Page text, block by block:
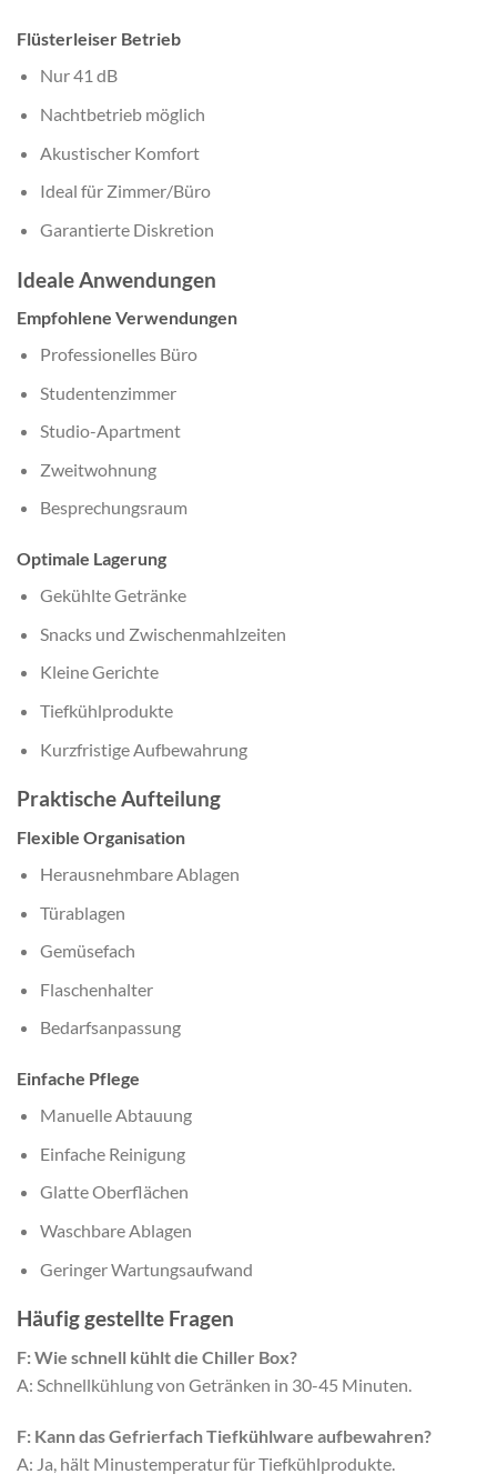
Flüsterleiser Betrieb
Nur 41 dB
Nachtbetrieb möglich
Akustischer Komfort
Ideal für Zimmer/Büro
Garantierte Diskretion
Ideale Anwendungen
Empfohlene Verwendungen
Professionelles Büro
Studentenzimmer
Studio-Apartment
Zweitwohnung
Besprechungsraum
Optimale Lagerung
Gekühlte Getränke
Snacks und Zwischenmahlzeiten
Kleine Gerichte
Tiefkühlprodukte
Kurzfristige Aufbewahrung
Praktische Aufteilung
Flexible Organisation
Herausnehmbare Ablagen
Türablagen
Gemüsefach
Flaschenhalter
Bedarfsanpassung
Einfache Pflege
Manuelle Abtauung
Einfache Reinigung
Glatte Oberflächen
Waschbare Ablagen
Geringer Wartungsaufwand
Häufig gestellte Fragen
F: Wie schnell kühlt die Chiller Box?
A: Schnellkühlung von Getränken in 30-45 Minuten.
F: Kann das Gefrierfach Tiefkühlware aufbewahren?
A: Ja, hält Minustemperatur für Tiefkühlprodukte.